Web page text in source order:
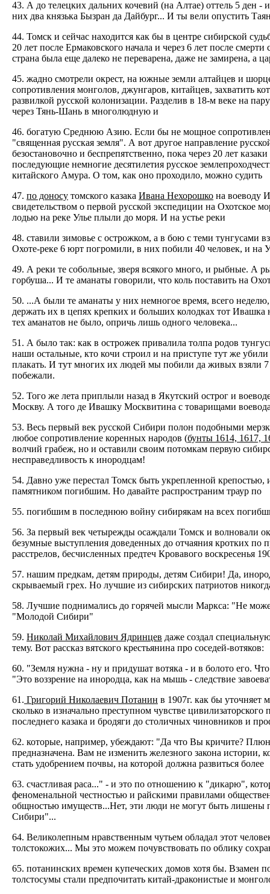
43. А до телецких дальних кочевий (на Алтае) оттель 5 ден -
них два князька Бызран да Дайбург... И ты вели опустить
44. Томск и сейчас находится как бы в центре сибирской
20 лет после Ермаковского начала и через 6 лет после
страна была еще далеко не переварена, даже не замирена, а
45. жадно смотрели окрест, на южные земли алтайцев и
сопротивления монголов, джунгаров, китайцев, захватить
развилкой русской колонизации. Разделив в 18-м веке на
через Тянь-Шань в многолюдную и
46. богатую Среднюю Азию. Если бы не мощное
"священная русская земля". А вот другое направление
безостановочно и беспрепятственно, пока через 20 лет
последующие немногие десятилетия русское
китайского Амура. О том, как оно проходило, можно судить
47. по доносу томского казака Ивана Нехорошко на воеводу
свидетельством о первой русской экспедиции на Охотское
лодью на реке Улье плыли до моря. И на устье реки
48. ставили зимовье с острожком, а в бою с теми тунгусами
Охоте-реке 6 юрт погромили, в них побили 40 человек, и на
49. А реки те собольные, зверя всякого много, и рыбные. А
горбуша... И те аманаты говорили, что коль поставить на
50. ...А были те аманаты у них немногое время, всего
держать их в цепях крепких и больших колодках тот
тех аманатов не было, опричь лишь одного человека...
51. А было так: как в острожек привалила толпа родов
наши остальные, кто кочи строил и на приступе тут же
плакать. И тут многих их людей мы побили да живых взяли
побежали.
52. Того же лета приплыли назад в Якутский острог и
Москву. А того де Ивашку Москвитина с товарищами
53. Весь первый век русской Сибири полон подобными
любое сопротивление коренных народов (бунты 1614, 1617,
волчий грабеж, но и оставили своим потомкам первую
несправедливость к инородцам!
54. Давно уже перестал Томск быть укрепленной
памятником погибшим. Но давайте распространим траур по
55. погибшим в последнюю войну сибирякам на всех
56. За первый век четырежды осаждали Томск и волновали
безумные выступления доведенных до отчаяния кротких по
расстрелов, бесчисленных предтеч Кровавого воскресенья
57. нашим предкам, детям природы, детям Сибири! Да,
скрываемый грех. Но лучшие из сибирских патриотов
58. Лучшие поднимались до горячей мысли Маркса: "Не
"Молодой Сибири"
59. Николай Михайлович Ядринцев даже создал
тему. Bот рассказ вятского крестьянина про соседей-вотяков:
60. "Земля нужна - ну и придушат вотяка - и в болото его.
"Это воззрение на инородца, как на мышь - следствие
61. Григорий Николаевич Потанин в 1907г. как бы уточняет
сколько в изначально преступном чувстве
последнего казака и бродяги до столичных чиновников и
62. которые, например, убеждают: "Да что Вы кричите?
предназначена. Вам не изменить железного закона
стать удобрением почвы, на которой должна развиться более
63. счастливая раса..." - и это по отношению к "дикарю",
феноменальной честностью и райскими правилами
общностью имуществ...Нет, эти люди не могут быть лишены
Сибири"...
64. Великолепным нравственным чутьем обладал этот
толстокожих... Мы это можем почувствовать по облику
65. потанинских времен купеческих домов хотя бы. Взамен
толстосумы стали предпочитать китай-драконистые и